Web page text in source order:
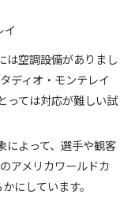
イ
は空調設備がありまし
ディオ・モンテレイ
っては対応が難しい試
によって、選手や観客
アメリカワールドカ
にしています。